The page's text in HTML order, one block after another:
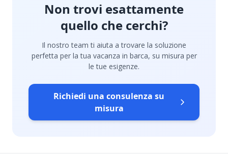
Non trovi esattamente
quello che cerchi?
Il nostro team ti aiuta a trovare la soluzione
perfetta per la tua vacanza in barca, su misura per
le tue esigenze.
Richiedi una consulenza su
misura